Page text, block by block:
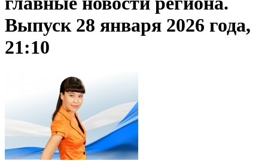
Выпуск 28 января 2026 года,
21:10